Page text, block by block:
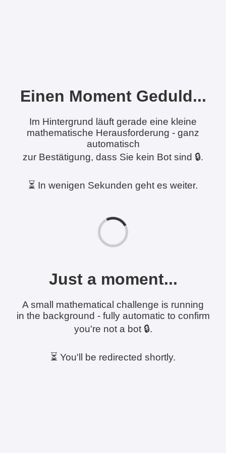
Einen Moment Geduld...
Im Hintergrund läuft gerade eine kleine
mathematische Herausforderung - ganz
automatisch
zur Bestätigung, dass Sie kein Bot sind 🔒.
⏳ In wenigen Sekunden geht es weiter.
Just a moment...
A small mathematical challenge is running
in the background - fully automatic to confirm
you're not a bot 🔒.
⏳ You'll be redirected shortly.